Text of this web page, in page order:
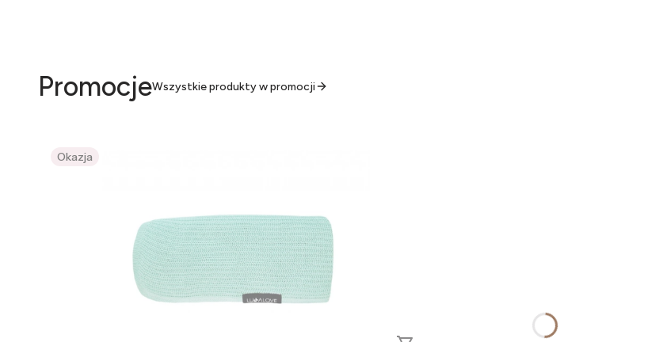
PromocjeWszystkie produkty w promocji
Okazja